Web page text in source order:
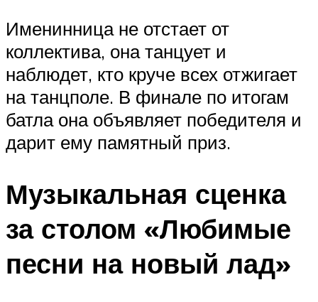
Именинница не отстает от
коллектива, она танцует и
наблюдет, кто круче всех отжигает
на танцполе. В финале по итогам
батла она объявляет победителя и
дарит ему памятный приз.
Музыкальная сценка
за столом «Любимые
песни на новый лад»